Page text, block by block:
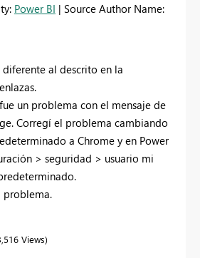
Power BI | Source Author Name:
al descrito en la
un problema con el mensaje de
Corregí el problema cambiando
a Chrome y en Power
> seguridad > usuario mi
problema.
Views